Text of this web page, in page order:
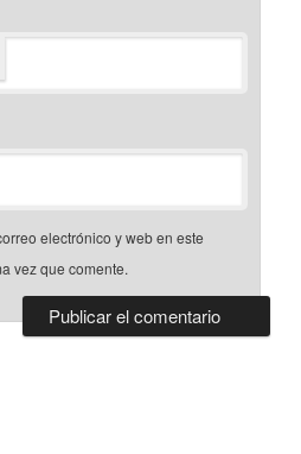
electrónico y web en este
vez que comente.